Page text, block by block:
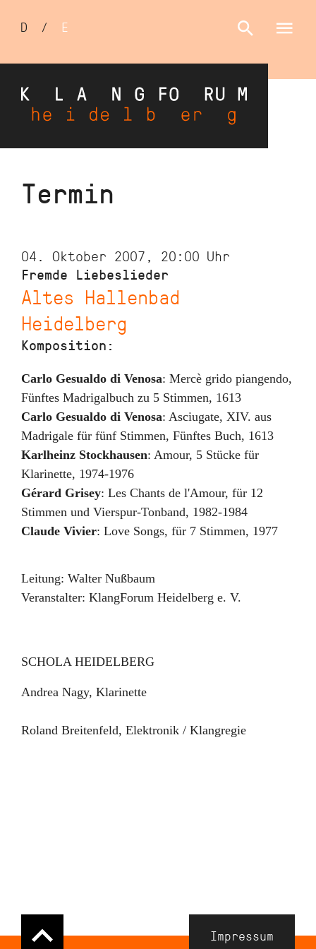
Direkt
Sprachumschalter
D / E
Termin
04. Oktober 2007, 20:00 Uhr
Fremde Liebeslieder
Altes Hallenbad
Heidelberg
Komposition:
Carlo Gesualdo di Venosa: Mercè grido piangendo,
Fünftes Madrigalbuch zu 5 Stimmen, 1613
Carlo Gesualdo di Venosa: Asciugate, XIV. aus
Madrigale für fünf Stimmen, Fünftes Buch, 1613
Karlheinz Stockhausen: Amour, 5 Stücke für
Klarinette, 1974-1976
Gérard Grisey: Les Chants de l'Amour, für 12
Stimmen und Vierspur-Tonband, 1982-1984
Claude Vivier: Love Songs, für 7 Stimmen, 1977
Leitung: Walter Nußbaum
Veranstalter: KlangForum Heidelberg e. V.
SCHOLA HEIDELBERG
Andrea Nagy, Klarinette
Roland Breitenfeld, Elektronik / Klangregie
Navigation
Impressum